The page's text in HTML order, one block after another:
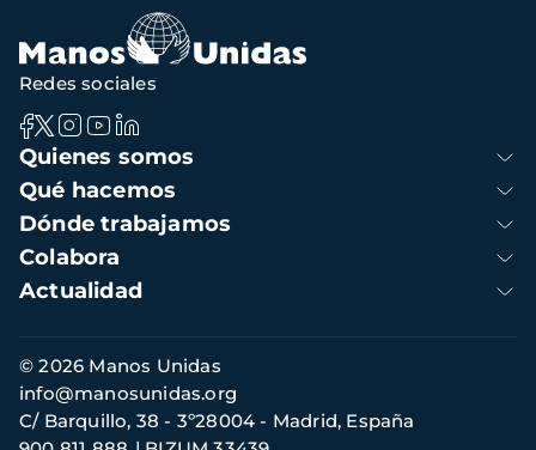
Navegación
principal
Quienes somos
Qué hacemos
Dónde trabajamos
Colabora
Actualidad
Redes sociales
Información
de
contacto
© 2026 Manos Unidas
C/ Barquillo, 38 - 3º28004 - Madrid, España
info@manosunidas.org